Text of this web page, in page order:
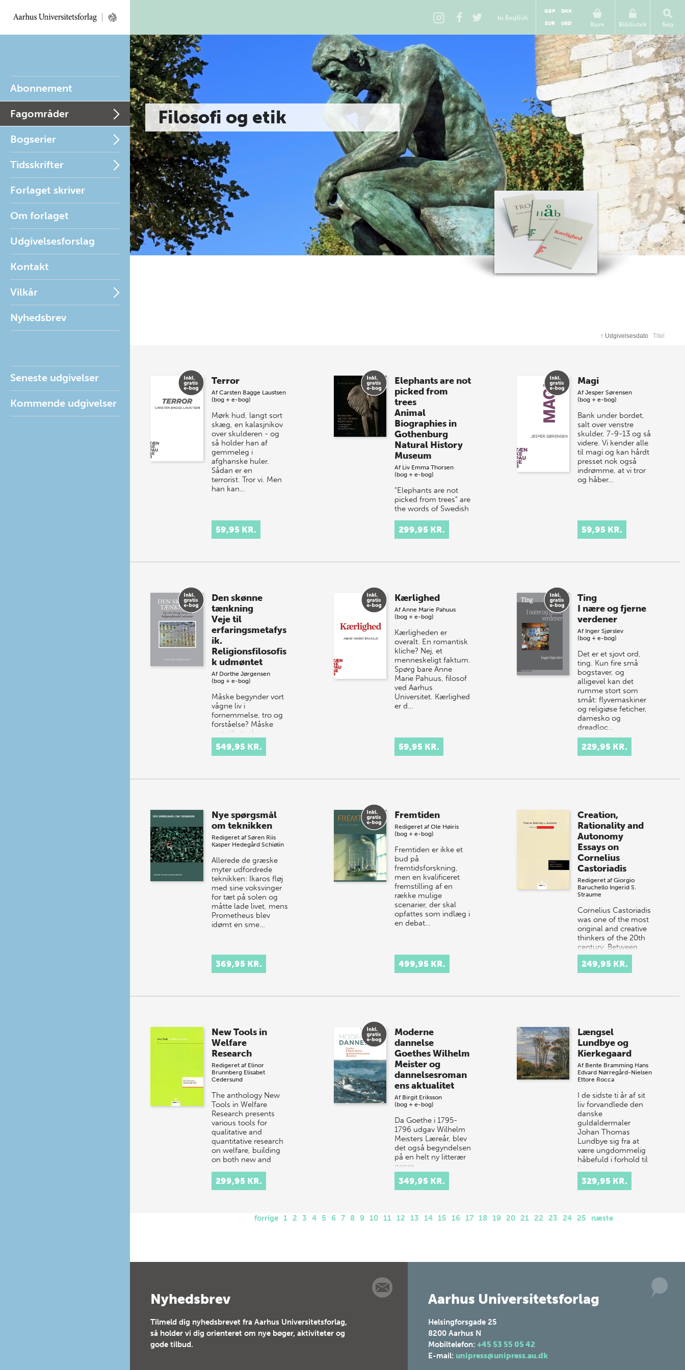
In English
Kurv
GBP
DKK
EUR
USD Bibliotek Søg
Abonnement
Fagområder
Bogserier
Tidsskrifter
Forlaget skriver
Om forlaget
Udgivelsesforslag
Kontakt
Vilkår
Nyhedsbrev
Seneste udgivelser
Kommende udgivelser
Filosofi og etik
↑ Udgivelsesdato Titel
Terror
Af Carsten Bagge Laustsen
(bog + e-bog)
Mørk hud, langt sort
skæg, en kalasjnikov
over skulderen - og
så holder han af
gemmeleg i
afghanske huler.
Sådan er en
terrorist. Tror vi. Men
han kan…
59,95 KR.
Elephants are not
picked from
trees
Animal
Biographies in
Gothenburg
Natural History
Museum
Af Liv Emma Thorsen
(bog + e-bog)
"Elephants are not
picked from trees" are
the words of Swedish
taxidermist and
conservator David
Sjölander, spoken
299,95 KR.
Magi
AfJesper Sørensen
(bog + e-bog)
Bank under bordet,
salt over venstre
skulder, 7-9-13 og så
videre. Vi kender alle
til magi og kan hårdt
presset nok også
indrømme, at vi tror
og håber…
59,95 KR.
Den skønne
tænkning
Veje til
erfaringsmetafys
ik.
Religionsfilosofis
k udmøntet
Af Dorthe Jørgensen
(bog + e-bog)
Måske begynder vort
vågne liv i
fornemmelse, tro og
forståelse? Måske
æstetik, teologi og
filosofi er tre sider af
samme sag? Den
549,95 KR.
Kærlighed
Af Anne Marie Pahuus
(bog + e-bog)
Kærligheden er
overalt. En romantisk
kliche? Nej, et
menneskeligt faktum.
Spørg bare Anne
Marie Pahuus, filosof
ved Aarhus
Universitet. Kærlighed
er d…
59,95 KR.
Ting
I nære og fjerne
verdener
Af Inger Sjørslev
(bog + e-bog)
Det er et sjovt ord,
ting. Kun fire små
bogstaver, og
alligevel kan det
rumme stort som
småt: flyvemaskiner
og religiøse feticher,
damesko og
dreadloc…
229,95 KR.
Nye spørgsmål
om teknikken
Redigeret af Søren Riis
Kasper Hedegård Schiølin
Allerede de græske
myter udfordrede
teknikken: Ikaros fløj
med sine voksvinger
for tæt på solen og
måtte lade livet, mens
Prometheus blev
idømt en sme…
369,95 KR.
Fremtiden
Redigeret af Ole Høiris
(bog + e-bog)
Fremtiden er ikke et
bud på
fremtidsforskning,
men en kvalificeret
fremstilling af en
række mulige
scenarier, der skal
opfattes som indlæg i
en debat…
499,95 KR.
Creation,
Rationality and
Autonomy
Essays on
Cornelius
Castoriadis
Redigeret afGiorgio
Baruchello Ingerid S.
Straume
Cornelius Castoriadis
was one of the most
original and creative
thinkers of the 20th
century. Between
2006 and 2009, the
Nordic Summer
University host…
249,95 KR.
New Tools in
Welfare
Research
Redigeret af Elinor
Brunnberg Elisabet
Cedersund
The anthology New
Tools in Welfare
Research presents
various tools for
qualitative and
quantitative research
on welfare, building
on both new and
299,95 KR.
Moderne
dannelse
Goethes Wilhelm
Meister og
dannelsesroman
ens aktualitet
Af Birgit Eriksson
(bog + e-bog)
Da Goethe i 1795-
1796 udgav Wilhelm
Meisters Læreår, blev
det også begyndelsen
på en helt ny litterær
genre.
blev op igennem
349,95 KR.
Længsel
Lundbye og
Kierkegaard
Af Bente Bramming Hans
Edvard Nørregård-Nielsen
Ettore Rocca
I de sidste ti år af sit
liv forvandlede den
danske
guldaldermaler
Johan Thomas
Lundbye sig fra at
være ungdommelig
håbefuld i forhold til
livet og ly…
329,95 KR.
forrige 1 2 3 4 5 6 7 8 9 10 11 12 13 14 15 16 17 18 19 20 21 22 23 24 25 næste
Nyhedsbrev
Tilmeld dig nyhedsbrevet fra Aarhus Universitetsforlag,
så holder vi dig orienteret om nye bøger, aktiviteter og
gode tilbud.
Aarhus Universitetsforlag
Helsingforsgade 25
8200 Aarhus N
Mobiltelefon: +45 53 55 05 42
E-mail: unipress@unipress.au.dk